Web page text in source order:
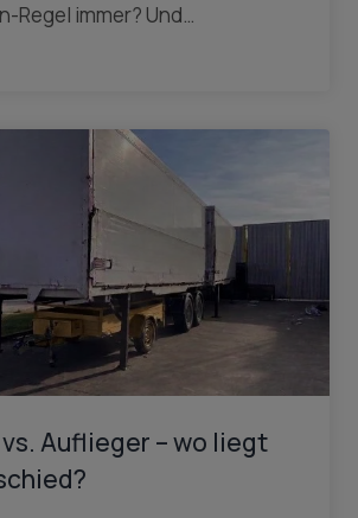
Regel immer? Und…
Auflieger – wo liegt